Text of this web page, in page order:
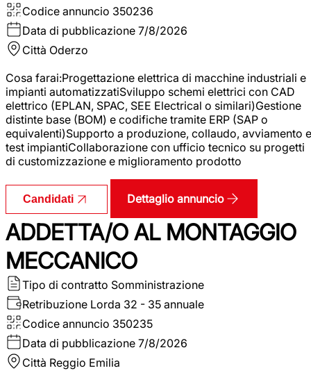
Codice annuncio 350236
Data di pubblicazione 7/8/2026
Città Oderzo
Cosa farai:Progettazione elettrica di macchine industriali e
impianti automatizzatiSviluppo schemi elettrici con CAD
elettrico (EPLAN, SPAC, SEE Electrical o similari)Gestione
distinte base (BOM) e codifiche tramite ERP (SAP o
equivalenti)Supporto a produzione, collaudo, avviamento e
test impiantiCollaborazione con ufficio tecnico su progetti
di customizzazione e miglioramento prodotto
Candidati Dettaglio annuncio
ADDETTA/O AL MONTAGGIO
MECCANICO
Tipo di contratto Somministrazione
Retribuzione Lorda 32 - 35 annuale
Codice annuncio 350235
Data di pubblicazione 7/8/2026
Città Reggio Emilia